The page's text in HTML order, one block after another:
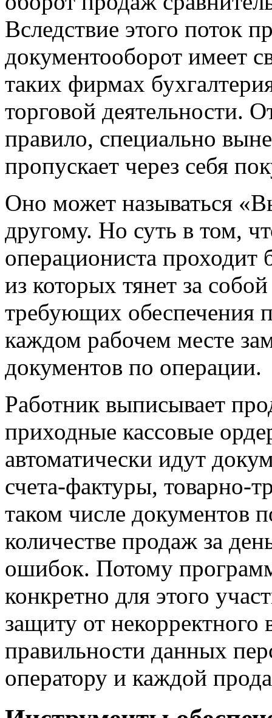
Вследствие этого поток
документооборот имеет
таких фирмах
торговой деятельности.
правило, специально
пропускает через себя
Оно может называться
другому. Но суть в том,
операциониста
из которых тянет за
требующих обеспечения
каждом рабочем месте
документов по операции.
Работник выписывает
приходные кассовые
автоматически идут
счета-фактуры, товарно-
таком числе документов
количестве продаж за
ошибок. Потому
конкретно для этого
защиту от
правильности данных
оператору и каждой